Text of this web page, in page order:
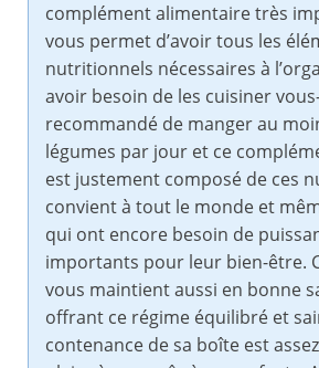
complément alimentaire très
vous permet d’avoir tous les
nutritionnels nécessaires à
avoir besoin de les cuisiner
recommandé de manger au
légumes par jour et ce
est justement composé de ces
convient à tout le monde et
qui ont encore besoin de
importants pour leur bien-être.
vous maintient aussi en bonne
offrant ce régime équilibré et
contenance de sa boîte est